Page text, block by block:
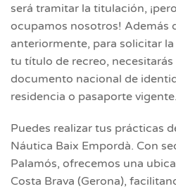
será tramitar la titulación,
ocupamos nosotros! Además
anteriormente, para solicitar
tu título de recreo,
documento nacional de
residencia o pasaporte vigente.
Puedes realizar tus prácticas
Náutica Baix Empordà. Con
Palamós, ofrecemos una
Costa Brava (Gerona),